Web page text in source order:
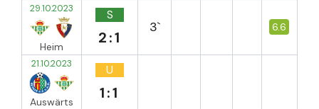
29.10.2023
Heim
S
2:1
3` 6.6
21.10.2023
Auswärts
U
1:1